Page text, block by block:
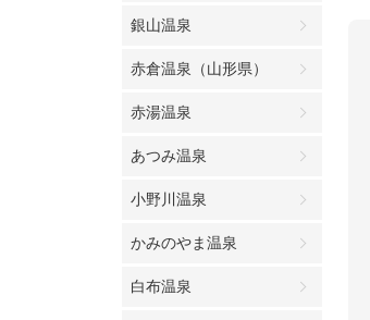
銀山温泉
赤倉温泉（山形県）
赤湯温泉
あつみ温泉
小野川温泉
かみのやま温泉
白布温泉